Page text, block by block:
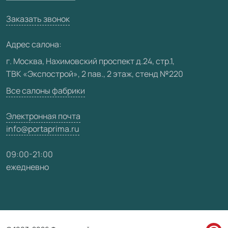
Юридическая информация
Вакансии
Видео
Карта сайта
Заказать звонок
Адрес салона:
г. Москва, Нахимовский проспект д.24, стр.1,
ТВК «Экспострой», 2 пав., 2 этаж, стенд №220
Все салоны фабрики
Электронная почта
info@portaprima.ru
09:00-21:00
ежедневно